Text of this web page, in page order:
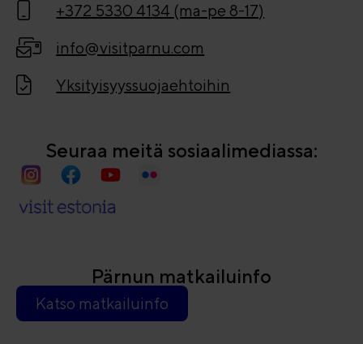
+372 5330 4134 (ma-pe 8-17)
info@visitparnu.com
Yksityisyyssuojaehtoihin
Seuraa meitä sosiaalimediassa:
Pärnun matkailuinfo
Katso matkailuinfo